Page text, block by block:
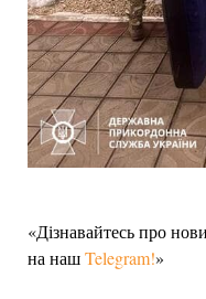
«Дізнавайтесь про
на нашTelegram!»